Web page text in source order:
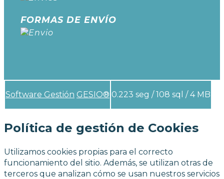
FORMAS DE ENVÍO
Software Gestión GESIO® 0.223 seg /108 sql / 4 MB
Política de gestión de Cookies
Utilizamos cookies propias para el correcto
funcionamiento del sitio. Además, se utilizan otras de
terceros que analizan cómo se usan nuestros servicios